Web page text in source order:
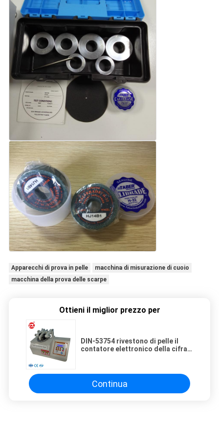
Apparecchi di prova in pelle
macchina di misurazione di cuoio
macchina della prova delle scarpe
Ottieni il miglior prezzo per
DIN-53754 rivestono di pelle il
contatore elettronico della cifra
Continua